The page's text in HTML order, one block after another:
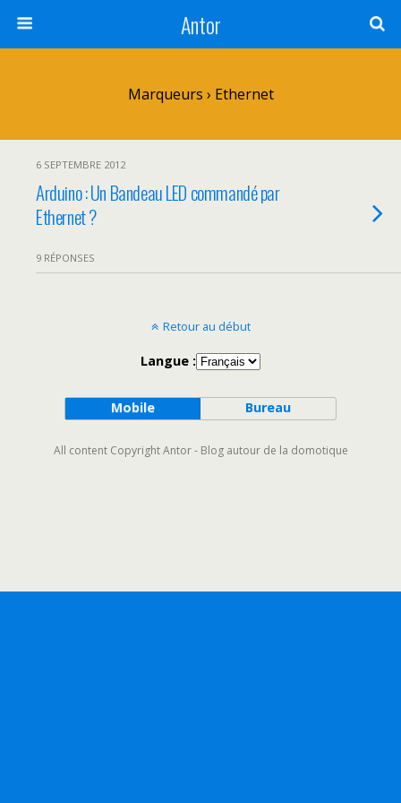
Antor
Marqueurs › Ethernet
6 SEPTEMBRE 2012
Arduino : Un Bandeau LED commandé par
Ethernet ?
9 RÉPONSES
Retour au début
Langue :
Mobile Bureau
All content Copyright Antor - Blog autour de la domotique